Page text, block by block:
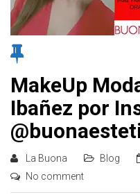
MakeUp
Ibañez por
La Buona Blog
No comment